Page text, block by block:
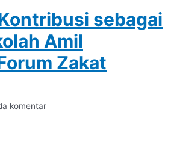
sebagai
Amil
Zakat
komentar